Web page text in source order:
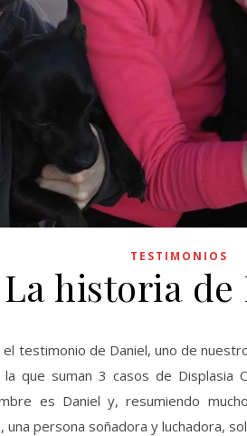
TESTIMONIOS
La historia de
testimonio de Daniel, uno de
que suman 3 casos de Displasia
es Daniel y, resumiendo
una persona soñadora y luchadora,